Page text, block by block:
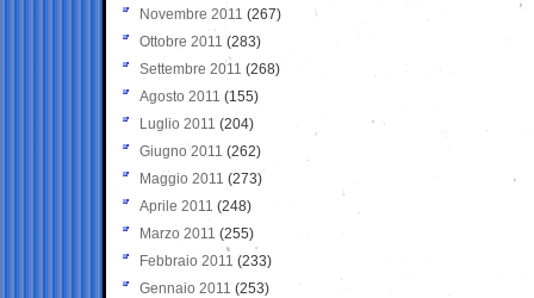
Novembre 2011 (267)
Ottobre 2011 (283)
Settembre 2011 (268)
Agosto 2011 (155)
Luglio 2011 (204)
Giugno 2011 (262)
Maggio 2011 (273)
Aprile 2011 (248)
Marzo 2011 (255)
Febbraio 2011 (233)
Gennaio 2011 (253)